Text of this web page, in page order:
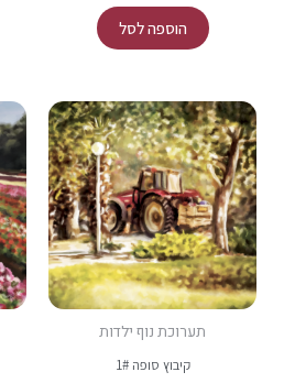
הוספה לסל
תערוכת נוף ילדות
קיבוץ סופה 1#